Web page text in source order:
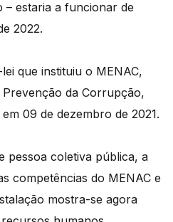
estaria a funcionar de
2022.
que instituiu o MENAC,
Prevenção da Corrupção,
09 de dezembro de 2021.
pessoa coletiva pública, a
competências do MENAC e
mostra-se agora